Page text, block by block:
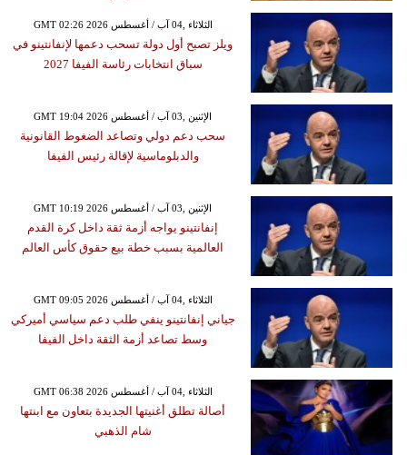
GMT 02:26 2026 الثلاثاء ,04 آب / أغسطس
ويلز تصبح أول دولة تسحب دعمها لإنفانتينو في
سباق انتخابات رئاسة الفيفا 2027
GMT 19:04 2026 الإثنين ,03 آب / أغسطس
سحب دعم دولي وتصاعد الضغوط القانونية
والدبلوماسية لإقالة رئيس الفيفا
GMT 10:19 2026 الإثنين ,03 آب / أغسطس
إنفانتينو يواجه أزمة ثقة داخل كرة القدم
العالمية بسبب خطة بيع حقوق كأس العالم
GMT 09:05 2026 الثلاثاء ,04 آب / أغسطس
جياني إنفانتينو ينفي طلب دعم سياسي أميركي
وسط تصاعد أزمة الثقة داخل الفيفا
GMT 06:38 2026 الثلاثاء ,04 آب / أغسطس
أصالة تطلق أغنيتها الجديدة بتعاون مع ابنتها
شام الذهبي